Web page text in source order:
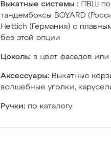
Выкатные системы :
ПВШ
тандембоксы BOYARD
Hettich (Германия) с
без этой опции
Цоколь: в цвет фасадов или
Аксессуары: Выкатные
волшебные уголки,
Ручки: по каталогу